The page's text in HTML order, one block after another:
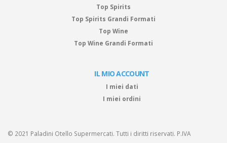
Top Spirits
Top Spirits Grandi Formati
Top Wine
Top Wine Grandi Formati
IL MIO ACCOUNT
I miei dati
I miei ordini
© 2021 Paladini Otello Supermercati. Tutti i diritti riservati. P.IVA